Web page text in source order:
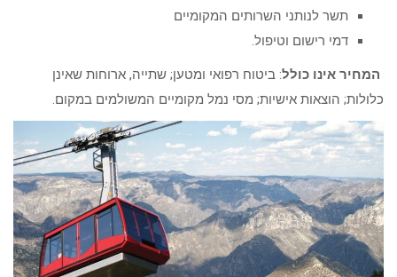
תשר לנותני השרותים המקומיים
דמי רישום וטיפול.
המחיר אינו כולל: ביטוח רפואי ומטען; שתייה, ארוחות שאינן
כלולות; הוצאות אישיות; מסי נמל מקומיים המשולמים במקום.